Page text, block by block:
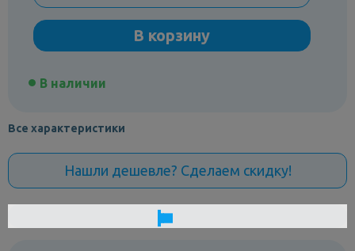
В корзину
В наличии
Все характеристики
Нашли дешевле? Сделаем скидку!